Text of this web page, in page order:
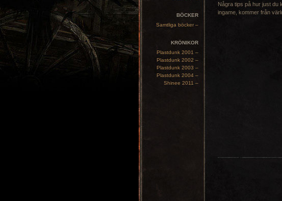
BÖCKER
Samtliga böcker –
KRÖNIKOR
Plastdunk 2001 –
Plastdunk 2002 –
Plastdunk 2003 –
Plastdunk 2004 –
Shinee 2011 –
Några tips på hur just du
ingame, kommer från